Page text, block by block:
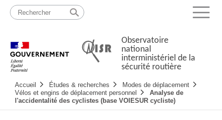
Passer
contenu
Menu
Observatoire
national
interministériel de la
sécurité routière
principale
Accueil Études & recherches
Modes de déplacement
Vélos et engins de déplacement personnel
Analyse de
l'accidentalité des cyclistes (base VOIESUR cycliste)